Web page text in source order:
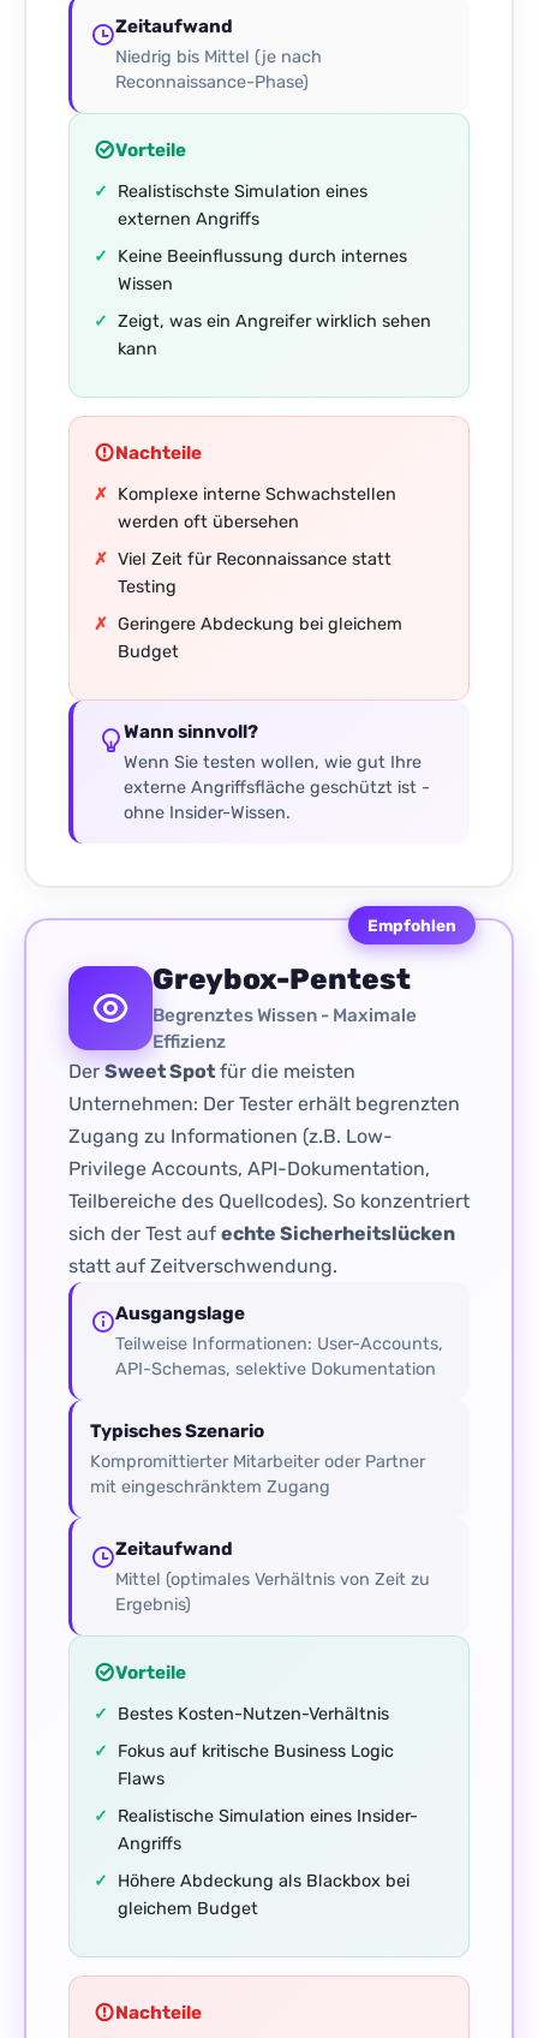
Zeitaufwand
Niedrig bis Mittel (je nach
Reconnaissance-Phase)
Vorteile
Realistischste Simulation eines
externen Angriffs
Keine Beeinflussung durch internes
Wissen
Zeigt, was ein Angreifer wirklich sehen
kann
Nachteile
Komplexe interne Schwachstellen
werden oft übersehen
Viel Zeit für Reconnaissance statt
Testing
Geringere Abdeckung bei gleichem
Budget
Wann sinnvoll?
Wenn Sie testen wollen, wie gut Ihre
externe Angriffsfläche geschützt ist -
ohne Insider-Wissen.
Empfohlen
Greybox-Pentest
Begrenztes Wissen - Maximale
Effizienz
Der Sweet Spot für die meisten
Unternehmen: Der Tester erhält begrenzten
Zugang zu Informationen (z.B. Low-
Privilege Accounts, API-Dokumentation,
Teilbereiche des Quellcodes). So konzentriert
sich der Test auf echte Sicherheitslücken
statt auf Zeitverschwendung.
Ausgangslage
Teilweise Informationen: User-Accounts,
API-Schemas, selektive Dokumentation
Typisches Szenario
Kompromittierter Mitarbeiter oder Partner
mit eingeschränktem Zugang
Zeitaufwand
Mittel (optimales Verhältnis von Zeit zu
Ergebnis)
Vorteile
Bestes Kosten-Nutzen-Verhältnis
Fokus auf kritische Business Logic
Flaws
Realistische Simulation eines Insider-
Angriffs
Höhere Abdeckung als Blackbox bei
gleichem Budget
Nachteile